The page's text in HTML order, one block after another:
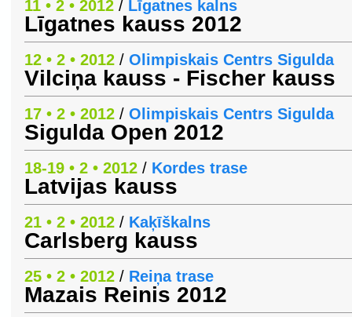
11 • 2 • 2012 / Līgatnes kalns
Līgatnes kauss 2012
12 • 2 • 2012 / Olimpiskais Centrs Sigulda
Vilciņa kauss - Fischer kauss
17 • 2 • 2012 / Olimpiskais Centrs Sigulda
Sigulda Open 2012
18-19 • 2 • 2012 / Kordes trase
Latvijas kauss
21 • 2 • 2012 / Kaķīškalns
Carlsberg kauss
25 • 2 • 2012 / Reiņa trase
Mazais Reinis 2012